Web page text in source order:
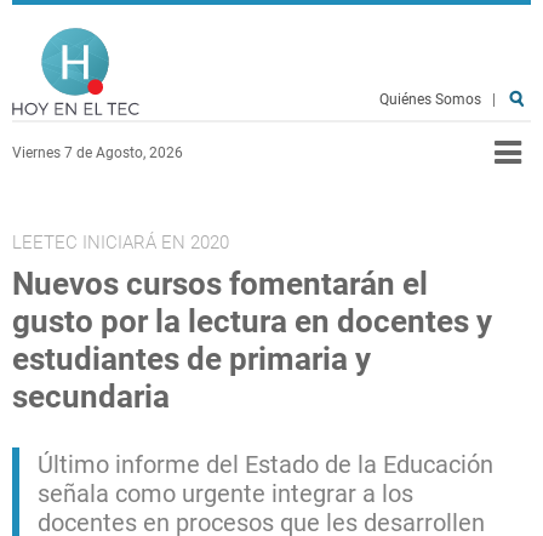
Pasar al contenido principal
Viernes 7 de Agosto, 2026
Quiénes Somos
LEETEC INICIARÁ EN 2020
Nuevos cursos fomentarán el
gusto por la lectura en docentes y
estudiantes de primaria y
secundaria
Último informe del Estado de la Educación
señala como urgente integrar a los
docentes en procesos que les desarrollen